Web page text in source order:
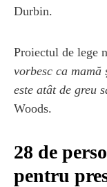
Durbin.
Proiectul de lege
vorbesc ca
este atât de greu
Woods.
28 de
pentru